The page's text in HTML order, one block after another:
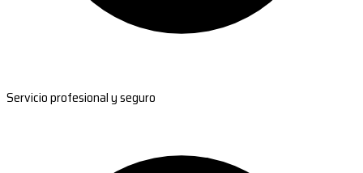
Servicio profesional y seguro